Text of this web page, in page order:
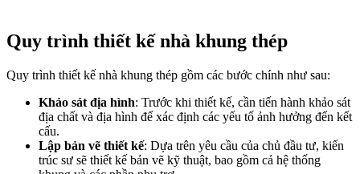
Quy trình thiết kế nhà khung thép
Quy trình thiết kế nhà khung thép gồm các bước chính như sau:
Khảo sát địa hình: Trước khi thiết kế, cần tiến hành khảo sát
địa chất và địa hình để xác định các yếu tố ảnh hưởng đến kết
cấu.
Lập bản vẽ thiết kế: Dựa trên yêu cầu của chủ đầu tư, kiến
trúc sư sẽ thiết kế bản vẽ kỹ thuật, bao gồm cả hệ thống